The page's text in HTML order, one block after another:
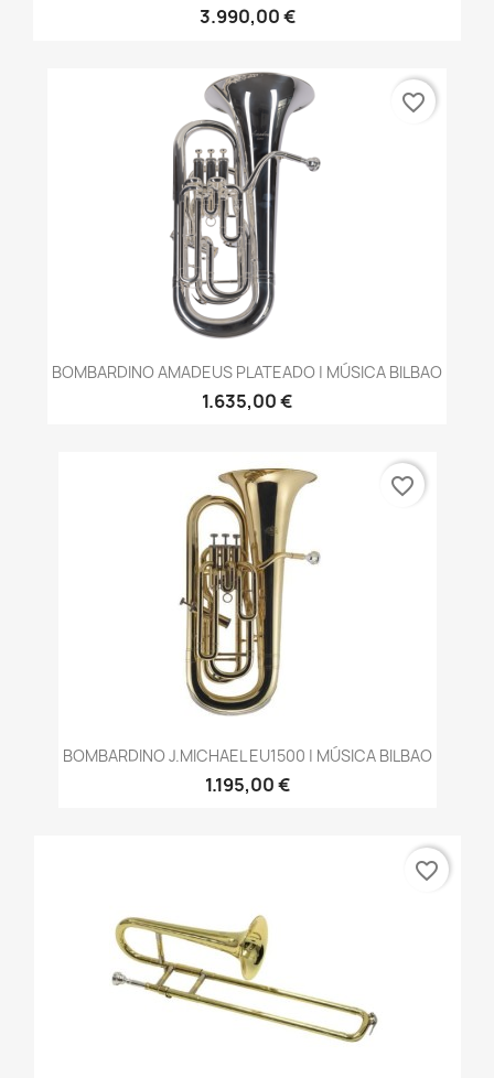
3.990,00 €
BOMBARDINO AMADEUS PLATEADO | MÚSICA BILBAO
1.635,00 €
favorite_border
BOMBARDINO J.MICHAEL EU1500 | MÚSICA BILBAO
1.195,00 €
favorite_border
favorite_border